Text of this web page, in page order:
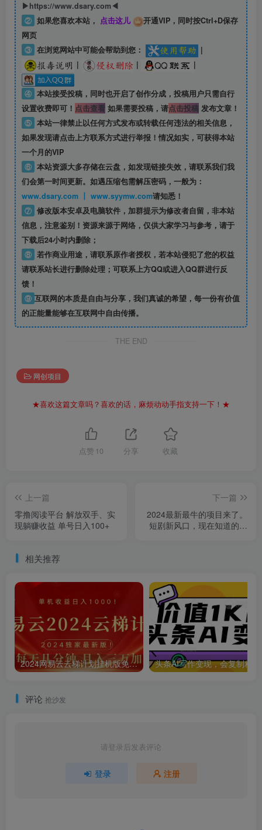
▶https://www.dsary.com◀
② 如果您喜欢本站， 点击这儿
开通VIP，同时按Ctrl+D保存
网页
③ 在浏览网站中可能会帮助到您：
|
|
| |
④ 本站接受投稿，同时也开启了创作分成，投稿用户只需自行
设置收费即可！ 点击查看如果需要投稿，请点击投稿发布文章！
⑤ 本站一律禁止以任何方式发布或转载任何违法的相关信息，
如果发现请点击上方联系方式进行举报！情况如实，可获得本站
一个月的VIP
⑥ 本站资源大多存储在云盘，如发现链接失效，请联系我们我
们会第一时间更新。如遇压缩包需解压密码，一般为：
www.dsary.com 丨 www.syymw.com请知悉！
⑦ 修改版本安卓及电脑软件，加群提示为修改者自留， 非本站
信息，注意鉴别！资源来源于网络，仅供大家学习与参考，请于
下载后24小时内删除；
⑧ 若作商业用途，请联系原作者授权，若本站侵犯了您的权益
请联系站长进行删除处理；可联系上方QQ或进入QQ群进行反
馈！
⑨ 互联网的本质是自由与分享，我们真诚的希望，每一份有价值
的正能量能够在互联网中自由传播。
THE END
网创项目
★喜欢这篇文章吗？喜欢的话，麻烦动动手指支持一下！★
点赞 10 分享 收藏
上一篇
零撸阅读平台 解放双手、实
现躺赚收益 单号日入100+
下一篇
2024最新最牛的项目来了。
短剧新风口，现在知道的人
相关推荐
2024网易云云梯计划挂机版免费风口项目
评论 抢沙发
请登录后发表评论
登录 注册